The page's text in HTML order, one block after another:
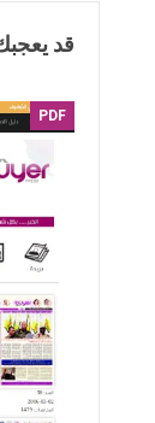
قد
PDF